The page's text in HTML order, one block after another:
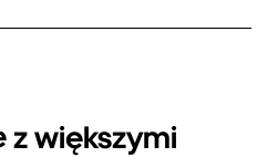
z większymi